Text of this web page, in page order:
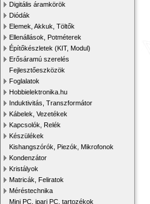
Digitális áramkörök
Diódák
Elemek, Akkuk, Töltők
Ellenállások, Potméterek
Építőkészletek (KIT, Modul)
Erősáramú szerelés
Fejlesztőeszközök
Foglalatok
Hobbielektronika.hu
Induktivitás, Transzformátor
Kábelek, Vezetékek
Kapcsolók, Relék
Készülékek
Kishangszórók, Piezók, Mikrofonok
Kondenzátor
Kristályok
Matricák, Feliratok
Méréstechnika
Mini PC, ipari PC, tartozékok